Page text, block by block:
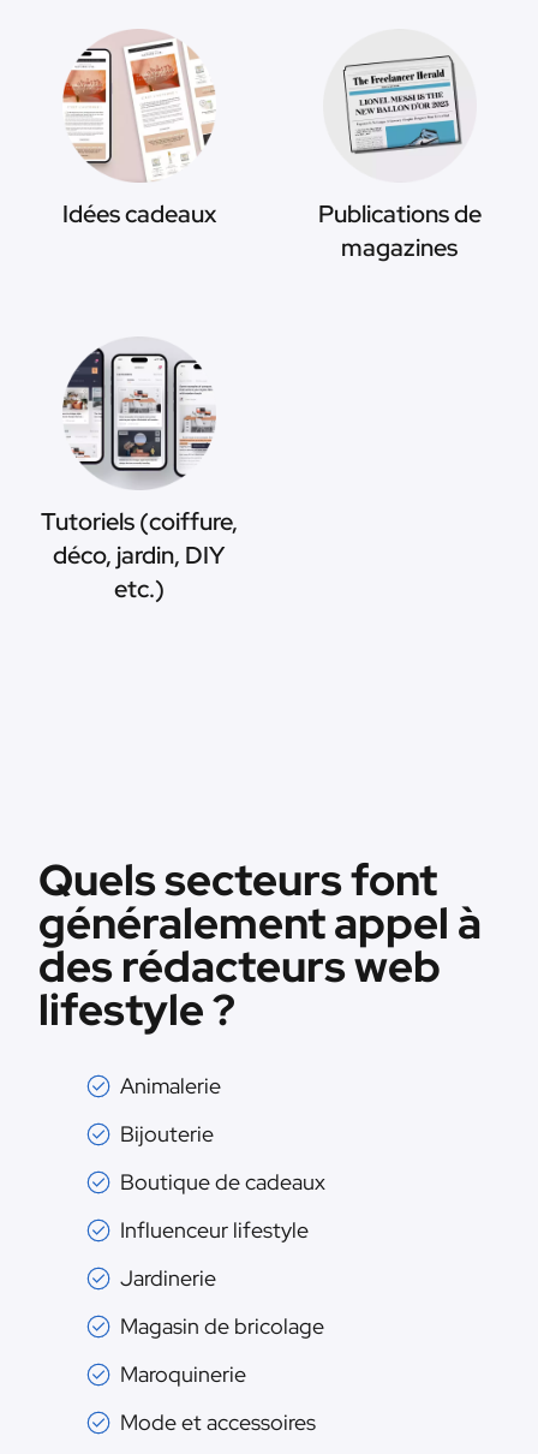
Idées cadeaux
Publications de
magazines
Tutoriels (coiffure,
déco, jardin, DIY
etc.)
Quels secteurs font
généralement appel à
des rédacteurs web
lifestyle ?
Animalerie
Bijouterie
Boutique de cadeaux
Influenceur lifestyle
Jardinerie
Magasin de bricolage
Maroquinerie
Mode et accessoires